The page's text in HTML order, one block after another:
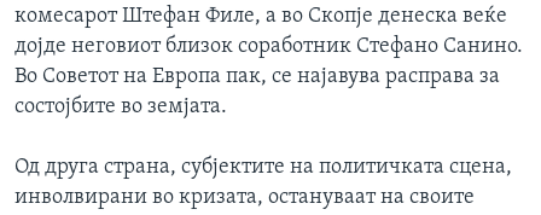
комесарот Штефан Филе, а во Скопје денеска веќе
дојде неговиот близок соработник Стефано Санино.
Во Советот на Европа пак, се најавува расправа за
состојбите во земјата.
Од друга страна, субјектите на политичката сцена,
инволвирани во кризата, остануваат на своите